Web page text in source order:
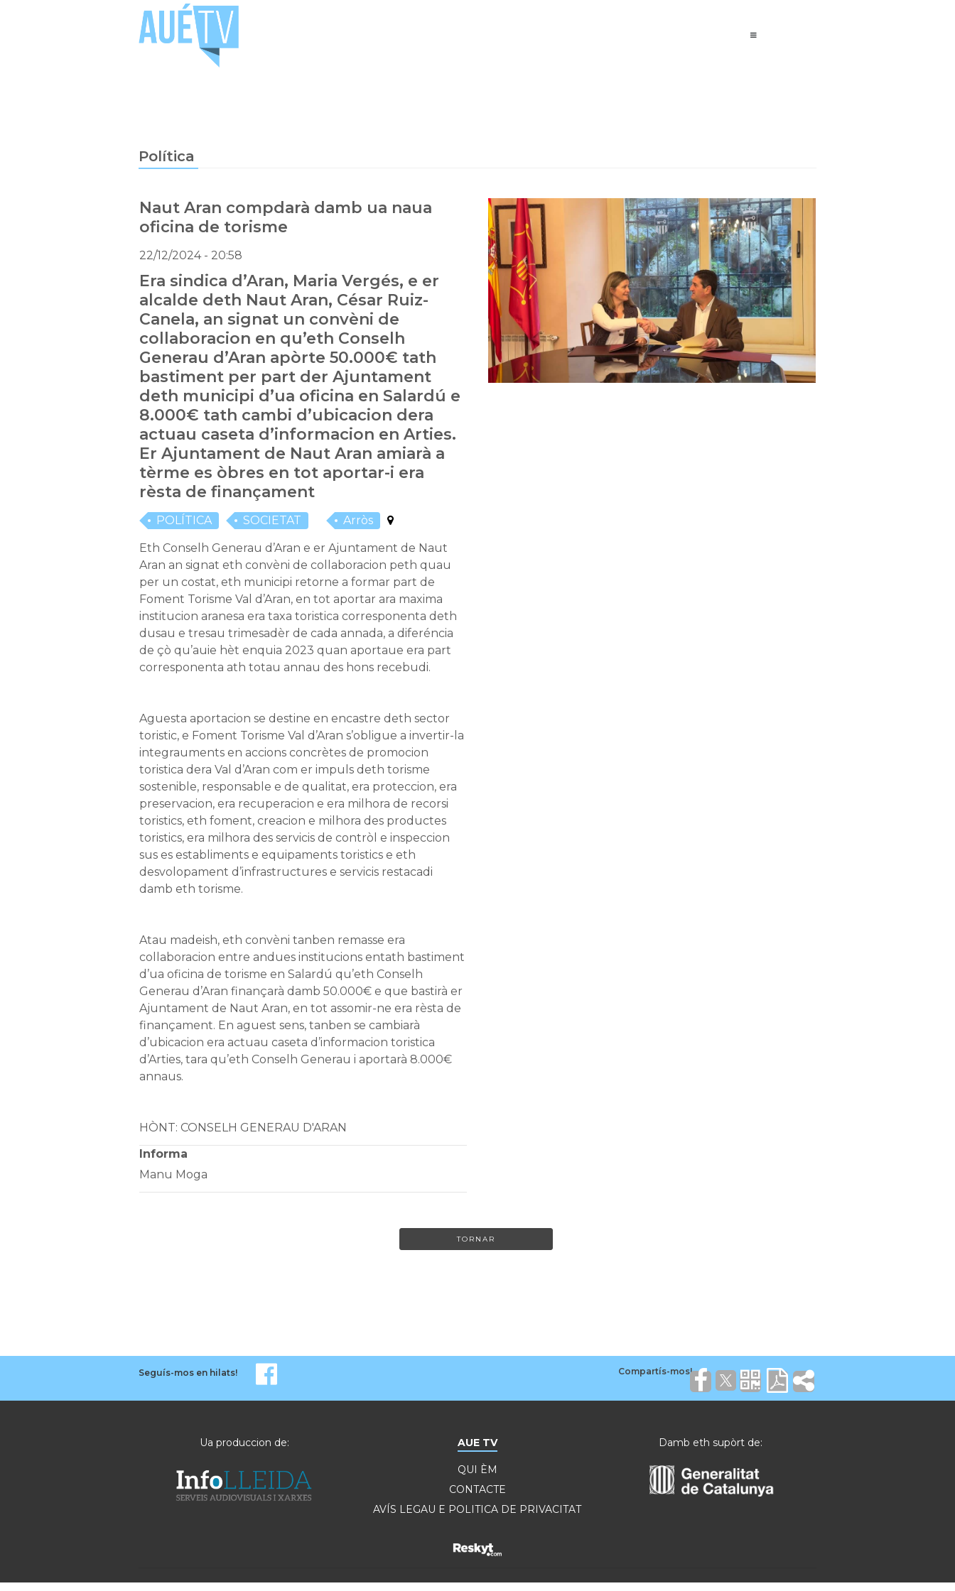
Política
Naut Aran compdarà damb ua naua
oficina de torisme
22/12/2024 - 20:58
Era sindica d’Aran, Maria Vergés, e er
alcalde deth Naut Aran, César Ruiz-
Canela, an signat un convèni de
collaboracion en qu’eth Conselh
Generau d’Aran apòrte 50.000€ tath
bastiment per part der Ajuntament
deth municipi d’ua oficina en Salardú e
8.000€ tath cambi d’ubicacion dera
actuau caseta d’informacion en Arties.
Er Ajuntament de Naut Aran amiarà a
tèrme es òbres en tot aportar-i era
rèsta de finançament
POLÍTICA SOCIETAT Arròs
Eth Conselh Generau d’Aran e er Ajuntament de Naut
Aran an signat eth convèni de collaboracion peth quau
per un costat, eth municipi retorne a formar part de
Foment Torisme Val d’Aran, en tot aportar ara maxima
institucion aranesa era taxa toristica corresponenta deth
dusau e tresau trimesadèr de cada annada, a diferéncia
de çò qu’auie hèt enquia 2023 quan aportaue era part
corresponenta ath totau annau des hons recebudi.
Aguesta aportacion se destine en encastre deth sector
toristic, e Foment Torisme Val d’Aran s’obligue a invertir-la
integrauments en accions concrètes de promocion
toristica dera Val d’Aran com er impuls deth torisme
sostenible, responsable e de qualitat, era proteccion, era
preservacion, era recuperacion e era milhora de recorsi
toristics, eth foment, creacion e milhora des productes
toristics, era milhora des servicis de contròl e inspeccion
sus es establiments e equipaments toristics e eth
desvolopament d’infrastructures e servicis restacadi
damb eth torisme.
Atau madeish, eth convèni tanben remasse era
collaboracion entre andues institucions entath bastiment
d’ua oficina de torisme en Salardú qu’eth Conselh
Generau d’Aran finançarà damb 50.000€ e que bastirà er
Ajuntament de Naut Aran, en tot assomir-ne era rèsta de
finançament. En aguest sens, tanben se cambiarà
d’ubicacion era actuau caseta d’informacion toristica
d’Arties, tara qu’eth Conselh Generau i aportarà 8.000€
annaus.
HÒNT: CONSELH GENERAU D'ARAN
Informa
Manu Moga
TORNAR
Seguís-mos en hilats!
Ua produccion de: AUE TV
QUI ÈM
CONTACTE
AVÍS LEGAU E POLITICA DE PRIVACITAT
Damb eth supòrt de: